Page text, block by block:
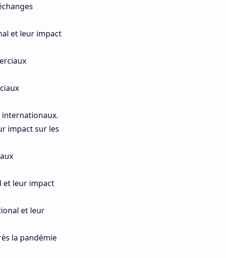
et leur impact
internationaux.
impact sur les
et leur impact
et leur
la pandémie